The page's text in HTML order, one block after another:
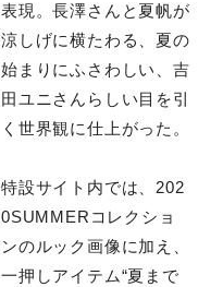
表現。長澤さんと夏帆が
涼しげに横たわる、夏の
始まりにふさわしい、吉
田ユニさんらしい目を引
く世界観に仕上がった。
特設サイト内では、202
0SUMMERコレクショ
ンのルック画像に加え、
一押しアイテム“夏まで